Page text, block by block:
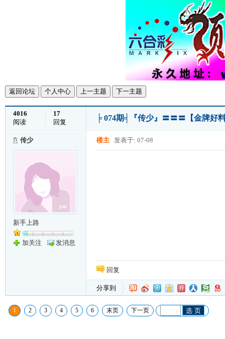
返回论坛 个人中心 上一主题 下一主题
4016
阅读
17
回复
╞ 074期╡『传少』〓〓〓【金牌好
传少
新手上路
加关注 发消息
楼主 发表于: 07-08
回复
分享到
1 2 3 4 5 6 末页 下一页 选 页